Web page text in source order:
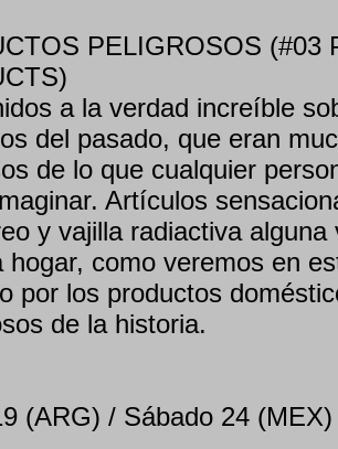
PELIGROSOS (#03
a la verdad increíble
del pasado, que eran
de lo que cualquier
Artículos
y vajilla radiactiva
hogar, como veremos en
por los productos
de la historia.
(ARG) / Sábado 24